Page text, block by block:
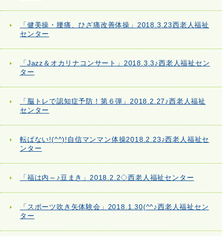
「健美操・腰痛、ひざ痛改善体操」2018.3.23西老人福祉
センター
「Jazz＆オカリナコンサート」2018.3.3♪西老人福祉セン
ター
「脳トレで認知症予防！第６弾」2018.2.27♪西老人福祉
センター
転ばない!(^^)!自信マンマン体操2018.2.23♪西老人福祉セ
ンター
「福は内～♪豆まき」2018.2.2◇西老人福祉センター
「スポーツ吹き矢体験会」2018.1.30(^^♪西老人福祉セン
ター